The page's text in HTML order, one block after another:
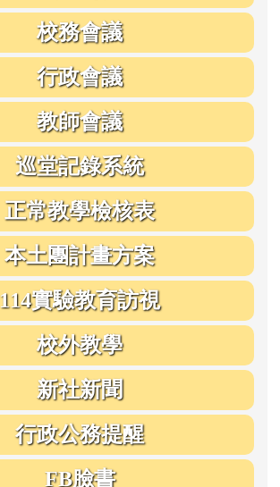
校務會議
行政會議
教師會議
巡堂記錄系統
正常教學檢核表
本土團計畫方案
114實驗教育訪視
校外教學
新社新聞
行政公務提醒
FB臉書